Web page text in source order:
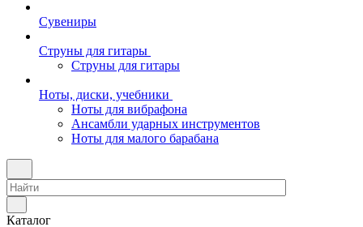
Сувениры
Струны для гитары
Струны для гитары
Ноты, диски, учебники
Ноты для вибрафона
Ансамбли ударных инструментов
Ноты для малого барабана
Каталог